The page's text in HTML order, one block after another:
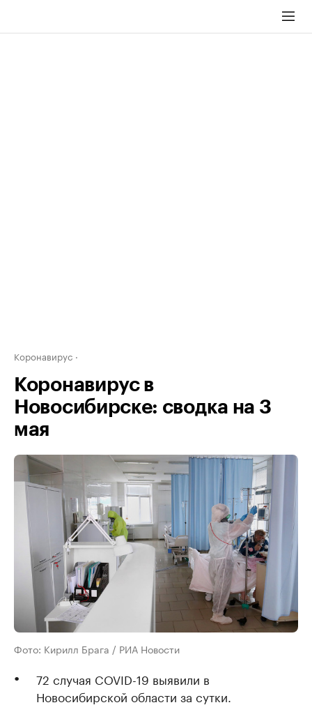
Коронавирус
Коронавирус в
Новосибирске: сводка на 3
мая
Фото: Кирилл Брага / РИА Новости
72 случая COVID-19 выявили в
Новосибирской области за сутки.